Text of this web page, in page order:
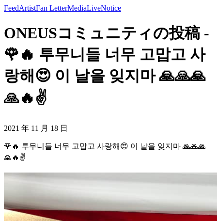
FeedArtistFan LetterMediaLiveNotice
ONEUSコミュニティの投稿 -
🌹🔥 투무니들 너무 고맙고 사
랑해😍 이 날을 잊지마 🙏🙏🙏
🙏🔥✌️
2021 年 11 月 18 日
🌹🔥 투무니들 너무 고맙고 사랑해😍 이 날을 잊지마 🙏🙏🙏
🙏🔥✌️